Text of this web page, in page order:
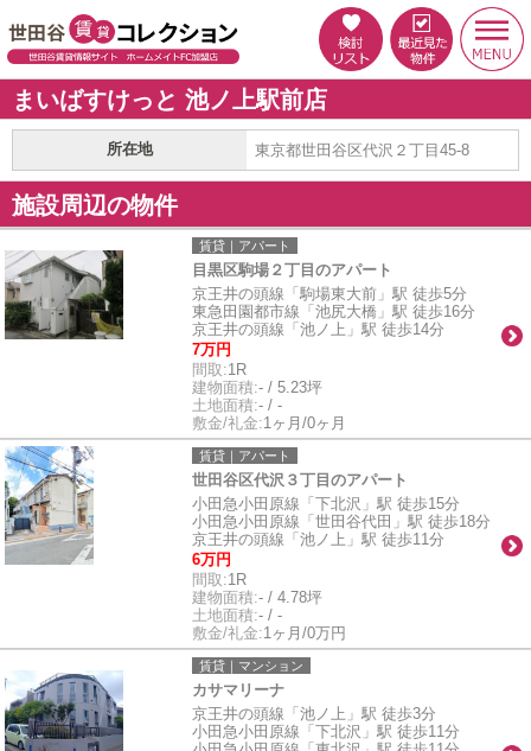
まいばすけっと 池ノ上駅前店
所在地 東京都世田谷区代沢２丁目45-8
施設周辺の物件
賃貸｜アパート
目黒区駒場２丁目のアパート
京王井の頭線「駒場東大前」駅 徒歩5分
東急田園都市線「池尻大橋」駅 徒歩16分
京王井の頭線「池ノ上」駅 徒歩14分
7万円
間取:1R
建物面積:- / 5.23坪
土地面積:- / -
敷金/礼金:1ヶ月/0ヶ月
賃貸｜アパート
世田谷区代沢３丁目のアパート
小田急小田原線「下北沢」駅 徒歩15分
小田急小田原線「世田谷代田」駅 徒歩18分
京王井の頭線「池ノ上」駅 徒歩11分
6万円
間取:1R
建物面積:- / 4.78坪
土地面積:- / -
敷金/礼金:1ヶ月/0万円
賃貸｜マンション
カサマリーナ
京王井の頭線「池ノ上」駅 徒歩3分
小田急小田原線「下北沢」駅 徒歩11分